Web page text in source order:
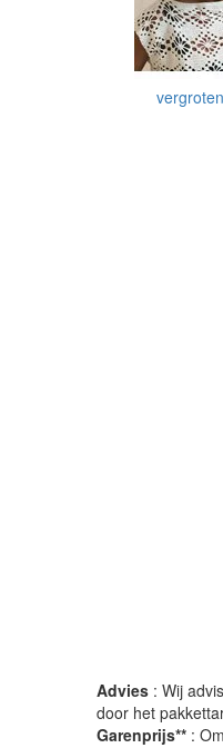
vergroten
Advies : Wij
door het
Garenprijs** :